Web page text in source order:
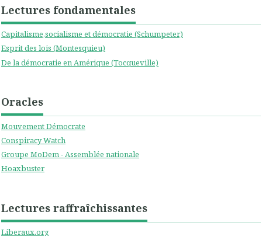
Lectures fondamentales
Capitalisme,socialisme et démocratie (Schumpeter)
Esprit des lois (Montesquieu)
De la démocratie en Amérique (Tocqueville)
Oracles
Mouvement Démocrate
Conspiracy Watch
Groupe MoDem - Assemblée nationale
Hoaxbuster
Lectures raffraîchissantes
Liberaux.org